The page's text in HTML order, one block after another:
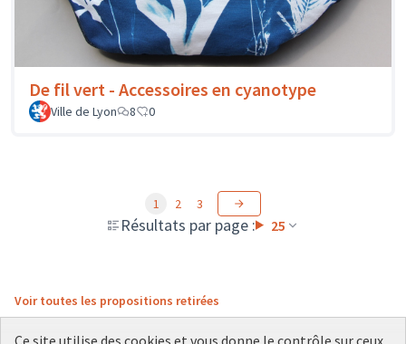
De fil vert - Accessoires en cyanotype
Ville de Lyon 8 0
Résultats par page : 25
1 2 3
Voir toutes les propositions retirées
Ce site utilise des cookies et vous donne le contrôle sur ceux